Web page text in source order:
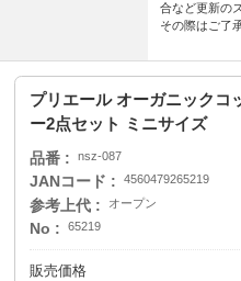
合など更新の
その際はご了
プリエール オーガニックコ
ー2点セット ミニサイズ
品番 nsz-087
JANコード 4560479265219
参考上代 オープン
No 65219
販売価格